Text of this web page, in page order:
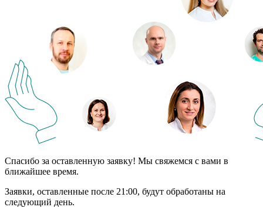
Спасибо за оставленную заявку! Мы свяжемся с вами в
ближайшее время.
Заявки, оставленные после 21:00, будут обработаны на
следующий день.